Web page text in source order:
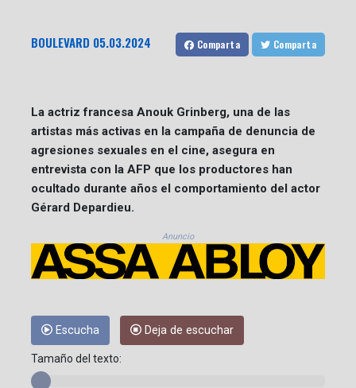
BOULEVARD 05.03.2024 Comparta Comparta
La actriz francesa Anouk Grinberg, una de las
artistas más activas en la campaña de denuncia de
agresiones sexuales en el cine, asegura en
entrevista con la AFP que los productores han
ocultado durante años el comportamiento del actor
Gérard Depardieu.
Anuncio
Escucha Deja de escuchar
Tamaño del texto: